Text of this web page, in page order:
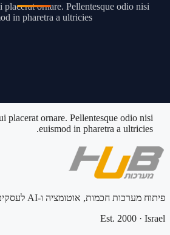
ornare. Pellentesque odio nisi
in pharetra a ultricies.
placerat ornare. Pellentesque odio nisi
euismod in pharetra a ultricies.
פיתוח מערכות חכמות, אוטומציה ו-AI לעסקים בישראל. מאז שנת 2000.
Est. 2000 · Israel